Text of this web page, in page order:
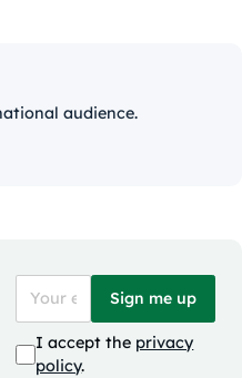
audience.
Sign me up
I accept the privacy
policy.